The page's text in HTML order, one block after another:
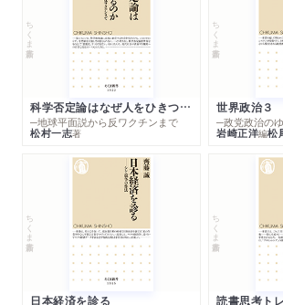
転換／海洋権益への視線／毛沢東時代の兵士
沢東時代の戦争観と平和観
第五章 現代世界のなかの中国──改革開放
１ 改革開放と中国の変容
文革の終結から改革開放へ／中越戦争と軍隊
識問題と天安門事件／西側との対立構図／軍
済的要因／一人っ子政策の影響
２ 中国の大国化とナショナリズムの問題
対外関係の調整／ナショナリズムの高まり／
職化／対外協調から強硬路線へ／中国のリベ
ナリスト／ナショナリズムと兵役の距離／変
ちくま新書
科学否定論はなぜ人をひきつけるのか
─地球平面説から反ワクチンまで
松村一志著
ちくま新書
世界政治３
─政党政治の
岩崎正洋編松
ちくま新書
日本経済を診る
ちくま新書
読書思考ト